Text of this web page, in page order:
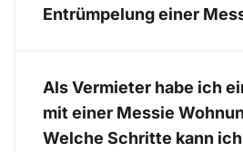
Entrümpelung einer
Als Vermieter habe ich
mit einer Messie
Welche Schritte kann